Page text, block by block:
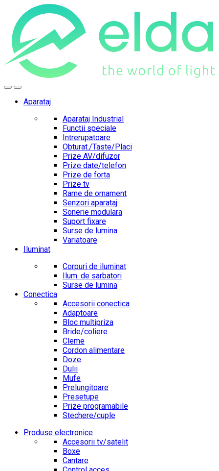
navigation
content
Aparataj
Aparataj Industrial
Functii speciale
Intrerupatoare
Obturat./Taste/Placi
Prize AV/difuzor
Prize date/telefon
Prize de forta
Prize tv
Rame de ornament
Senzori aparataj
Sonerie modulara
Suport fixare
Surse de lumina
Variatoare
Iluminat
Corpuri de iluminat
Ilum. de sarbatori
Surse de lumina
Conectica
Accesorii conectica
Adaptoare
Bloc multipriza
Bride/coliere
Cleme
Cordon alimentare
Doze
Dulii
Mufe
Prelungitoare
Presetupe
Prize programabile
Stechere/cuple
Produse electronice
Accesorii tv/satelit
Boxe
Cantare